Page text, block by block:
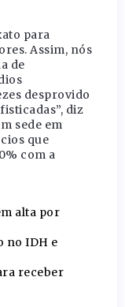
para
Assim, nós
de
desprovido
diz
sede em
que
com a
alta por
no IDH e
receber